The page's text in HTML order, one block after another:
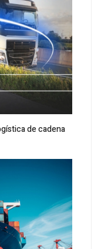
de cadena